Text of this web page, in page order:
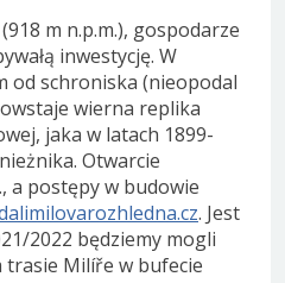
m n.p.m.), gospodarze
inwestycję. W
od schroniska (nieopodal
wierna replika
jaka w latach 1899-
Otwarcie
a postępy w budowie
. Jest
2022 będziemy mogli
Milíře w bufecie